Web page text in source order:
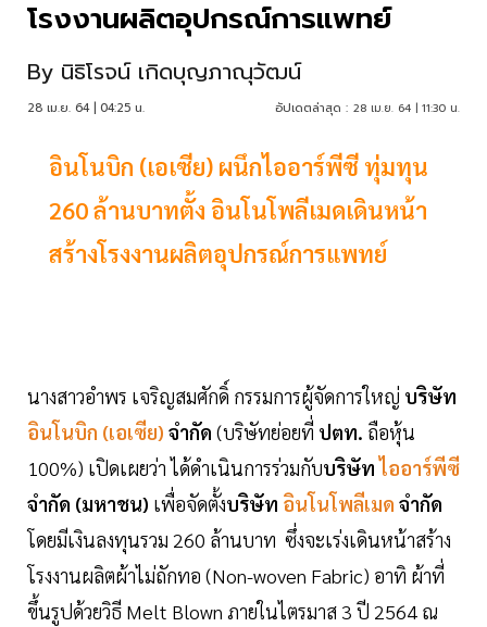
โรงงานผลิตอุปกรณ์การแพทย์
By นิธิโรจน์ เกิดบุญภาณุวัฒน์
28 เม.ย. 64 | 04:25 น. อัปเดตล่าสุด : 28 เม.ย. 64 | 11:30 น.
อินโนบิก (เอเซีย) ผนึกไออาร์พีซี ทุ่มทุน
260 ล้านบาทตั้ง อินโนโพลีเมดเดินหน้า
สร้างโรงงานผลิตอุปกรณ์การแพทย์
นางสาวอำพร เจริญสมศักดิ์ กรรมการผู้จัดการใหญ่ บริษัท
อินโนบิก (เอเซีย) จำกัด (บริษัทย่อยที่ ปตท. ถือหุ้น
100%) เปิดเผยว่า ได้ดำเนินการร่วมกับบริษัทไออาร์พีซี
จำกัด (มหาชน) เพื่อจัดตั้งบริษัท อินโนโพลีเมด จำกัด
โดยมีเงินลงทุนรวม 260 ล้านบาท ซึ่งจะเร่งเดินหน้าสร้าง
โรงงานผลิตผ้าไม่ถักทอ (Non-woven Fabric) อาทิ ผ้าที่
ขึ้นรูปด้วยวิธี Melt Blown ภายในไตรมาส 3 ปี 2564 ณ